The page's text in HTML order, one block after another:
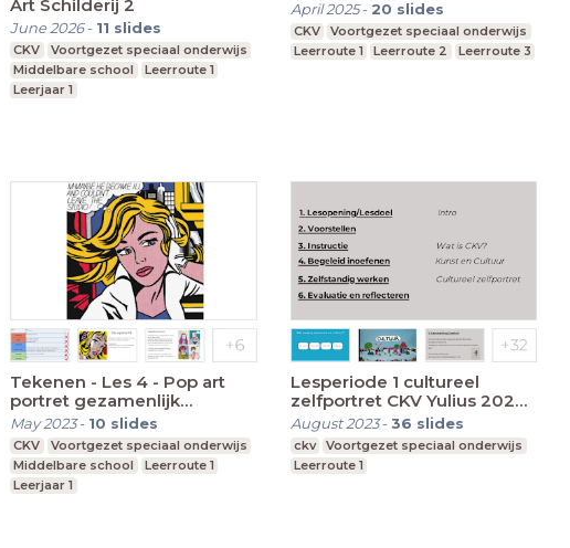
Art Schilderij 2
June 2026- 11 slides
CKV
Voortgezet speciaal onderwijs
Middelbare school
Leerroute 1
Leerjaar 1
April 2025- 20 slides
CKV
Voortgezet speciaal onderwijs
Leerroute 1
Leerroute 2 Leerroute 3
Tekenen - Les 4 - Pop art
portret gezamenlijk
bekijken
May 2023- 10 slides
CKV
Voortgezet speciaal onderwijs
Middelbare school
Leerroute 1
Leerjaar 1
Lesperiode 1 cultureel
zelfportret CKV Yulius 2022-
2023
August 2023-36 slides
ckv
Voortgezet speciaal onderwijs
Leerroute 1